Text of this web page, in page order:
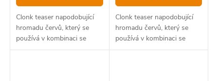
Clonk teaser napodobující
hromadu červů, který se
používá v kombinaci se
skutečnými červy.
Clonk teaser napodobující
hromadu červů, který se
používá v kombinaci se
skutečnými červy.